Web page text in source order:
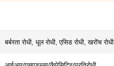
बर्बरता रोधी, धूल रोधी, एसिड रोधी, खरोंच रोधी